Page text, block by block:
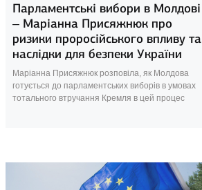
Парламентські вибори в Молдові
– Маріанна Присяжнюк про
ризики проросійського впливу та
наслідки для безпеки України
Маріанна Присяжнюк розповіла, як Молдова
готується до парламентських виборів в умовах
тотального втручання Кремля в цей процес